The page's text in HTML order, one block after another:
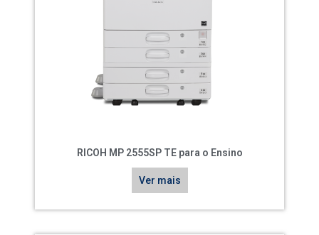
RICOH MP 2555SP TE para o Ensino
Ver mais